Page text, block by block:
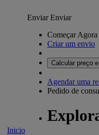
Inicio
EnviarEnviar
Começar Agora
Criar um envio
Calcular preço
Agendar uma
Pedido de